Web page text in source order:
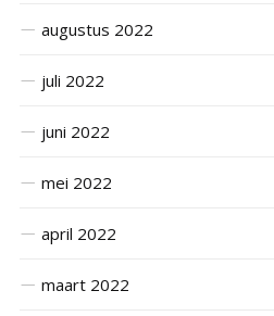
augustus 2022
juli 2022
juni 2022
mei 2022
april 2022
maart 2022